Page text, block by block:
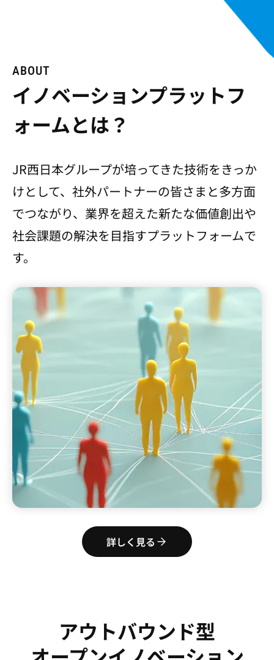
詳しく見る
ABOUT
イノベーションプラットフ
ォームとは？
JR西日本グループが培ってきた技術をきっか
けとして、社外パートナーの皆さまと多方面
でつながり、業界を超えた新たな価値創出や
社会課題の解決を目指すプラットフォームで
す。
アウトバウンド型